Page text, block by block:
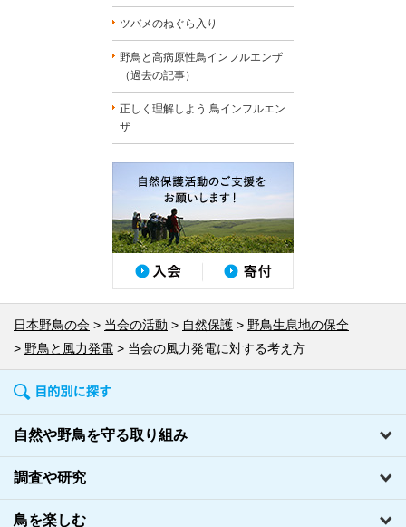
ツバメのねぐら入り
野鳥と高病原性鳥インフルエンザ
（過去の記事）
正しく理解しよう 鳥インフルエン
ザ
日本野鳥の会 当会の活動 自然保護
野鳥生息地の保全
野鳥と風力発電
当会の風力発電に対する考え方
自然や野鳥を守る取り組み
調査や研究
鳥を楽しむ